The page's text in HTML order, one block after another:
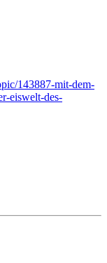
143887-mit-dem-
eiswelt-des-